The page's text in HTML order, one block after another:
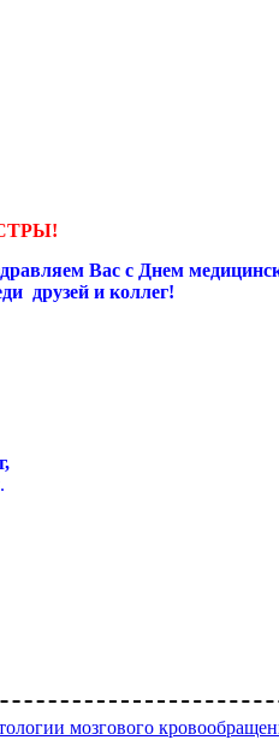
Вас с Днем
друзей и коллег!
.